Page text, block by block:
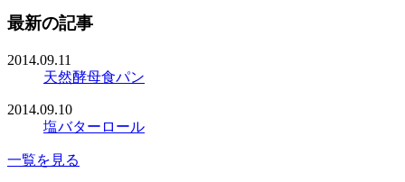
最新の記事
2014.09.11
天然酵母食パン
2014.09.10
塩バターロール
一覧を見る